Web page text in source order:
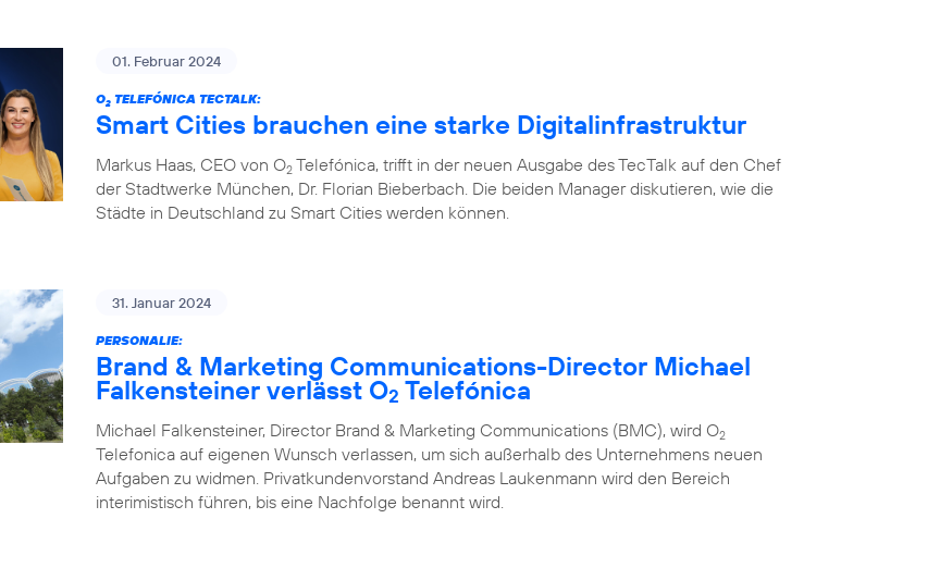
01. Februar 2024
O2 TELEFÓNICA TECTALK:
Smart Cities brauchen eine starke Digitalinfrastruktur
Markus Haas, CEO von O2 Telefónica, trifft in der neuen Ausgabe des TecTalk auf den Chef
der Stadtwerke München, Dr. Florian Bieberbach. Die beiden Manager diskutieren, wie die
Städte in Deutschland zu Smart Cities werden können.
31. Januar 2024
PERSONALIE:
Brand & Marketing Communications-Director Michael
Falkensteiner verlässt O2 Telefónica
Michael Falkensteiner, Director Brand & Marketing Communications (BMC), wird O2
Telefonica auf eigenen Wunsch verlassen, um sich außerhalb des Unternehmens neuen
Aufgaben zu widmen. Privatkundenvorstand Andreas Laukenmann wird den Bereich
interimistisch führen, bis eine Nachfolge benannt wird.